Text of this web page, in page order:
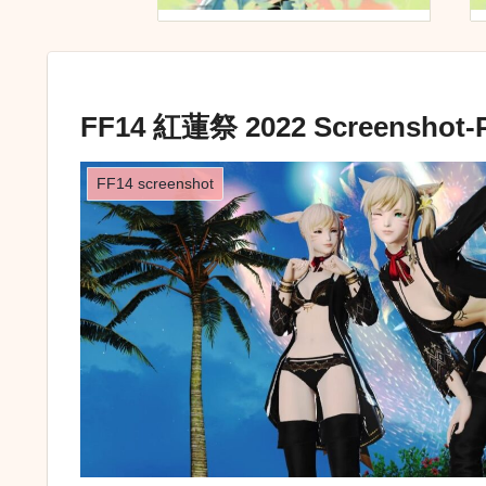
FF14 紅蓮祭 2022 Screenshot-
FF14 screenshot